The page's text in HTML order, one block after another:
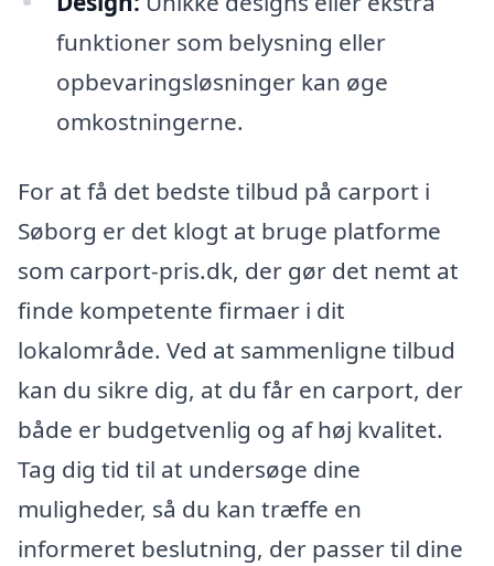
funktioner som belysning eller
opbevaringsløsninger kan øge
omkostningerne.
For at få det bedste tilbud på carport i
Søborg er det klogt at bruge platforme
som carport-pris.dk, der gør det nemt at
finde kompetente firmaer i dit
lokalområde. Ved at sammenligne tilbud
kan du sikre dig, at du får en carport, der
både er budgetvenlig og af høj kvalitet.
Tag dig tid til at undersøge dine
muligheder, så du kan træffe en
informeret beslutning, der passer til dine